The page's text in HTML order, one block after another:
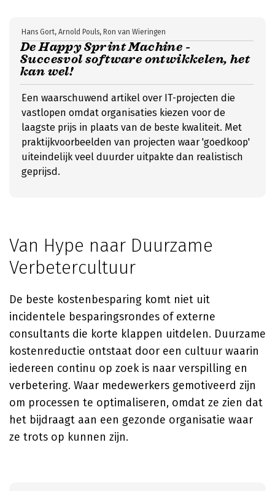
De Happy Sprint Machine -
Succesvol software ontwikkelen, het
kan wel!
Hans Gort, Arnold Pouls, Ron van Wieringen
Een waarschuwend artikel over IT-projecten die
vastlopen omdat organisaties kiezen voor de
laagste prijs in plaats van de beste kwaliteit. Met
praktijkvoorbeelden van projecten waar 'goedkoop'
uiteindelijk veel duurder uitpakte dan realistisch
geprijsd.
Van Hype naar Duurzame
Verbetercultuur
De beste kostenbesparing komt niet uit
incidentele besparingsrondes of externe
consultants die korte klappen uitdelen. Duurzame
kostenreductie ontstaat door een cultuur waarin
iedereen continu op zoek is naar verspilling en
verbetering. Waar medewerkers gemotiveerd zijn
om processen te optimaliseren, omdat ze zien dat
het bijdraagt aan een gezonde organisatie waar
ze trots op kunnen zijn.